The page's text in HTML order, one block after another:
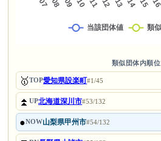
類似団体内順位
🥇TOP愛知県設楽町#1/45
⏫UP北海道深川市#53/132
●NOW山梨県甲州市#54/132